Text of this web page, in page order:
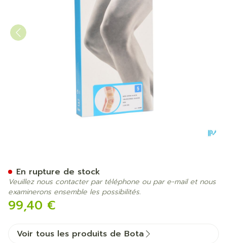
99,40 €
En rupture de stock
Veuillez nous contacter par téléphone ou par e-mail et nous
examinerons ensemble les possibilités.
Voir tous les produits de Bota